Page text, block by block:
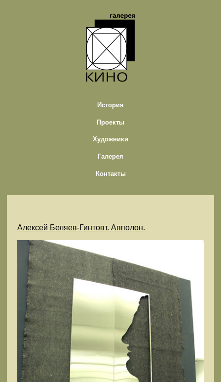
История
Проекты
Художники
Галерея
Контакты
Алексей Беляев-Гинтовт. Апполон.